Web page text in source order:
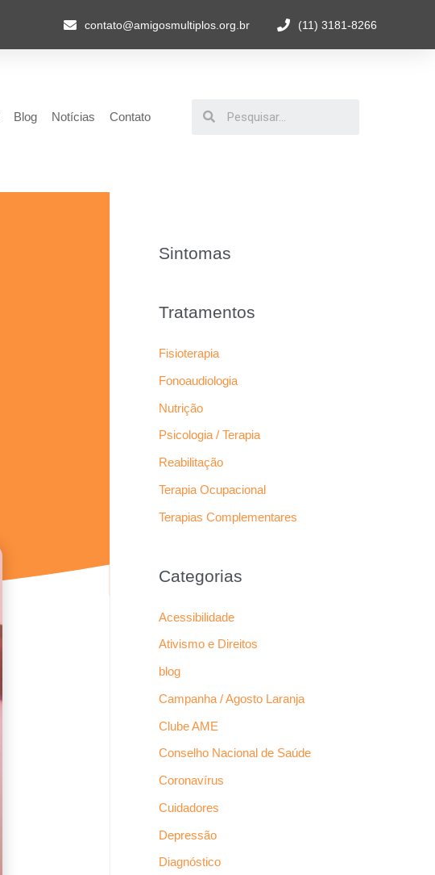
contato@amigosmultiplos.org.br (11) 3181-8266
Blog Notícias Contato
Sintomas
Tratamentos
Fisioterapia
Fonoaudiologia
Nutrição
Psicologia / Terapia
Reabilitação
Terapia Ocupacional
Terapias Complementares
Categorias
Acessibilidade
Ativismo e Direitos
blog
Campanha / Agosto Laranja
Clube AME
Conselho Nacional de Saúde
Coronavírus
Cuidadores
Depressão
Diagnóstico